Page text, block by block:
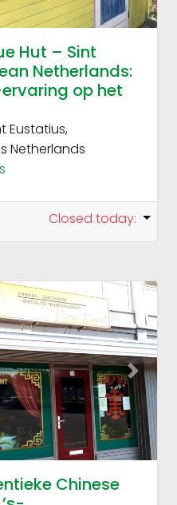
Hut – Sint
Netherlands:
op het
Eustatius,
Netherlands
Closed today:
Next
Chinese